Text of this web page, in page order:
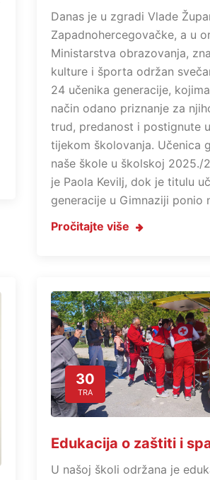
Danas je u zgradi Vlade
Zapadnohercegovačke, a u
Ministarstva obrazovanja,
kulture i športa održan
24 učenika generacije,
način odano priznanje za
trud, predanost i postignute
tijekom školovanja. Učenica
naše škole u školskoj 2025./
je Paola Kevilj, dok je titulu
generacije u Gimnaziji ponio
Pročitajte više
30
TRA
Edukacija o zaštiti i
U našoj školi održana je